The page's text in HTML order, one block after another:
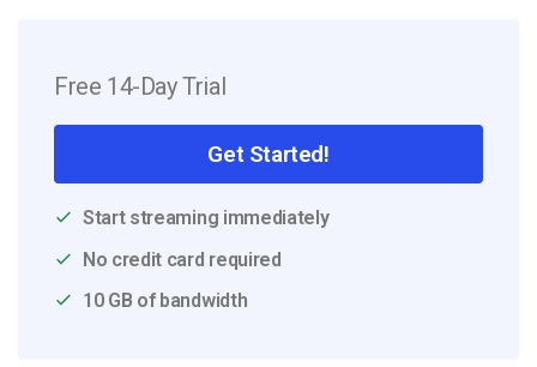
Free 14-Day Trial
Get Started!
Start streaming immediately
No credit card required
10 GB of bandwidth